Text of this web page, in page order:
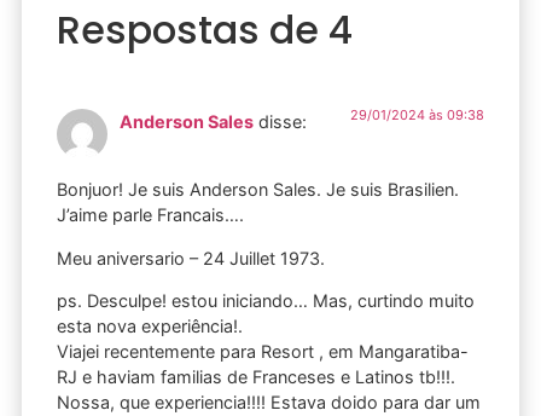
Respostas de 4
Anderson Sales disse: 29/01/2024 às 09:38
Bonjuor! Je suis Anderson Sales. Je suis Brasilien.
J’aime parle Francais….
Meu aniversario – 24 Juillet 1973.
ps. Desculpe! estou iniciando… Mas, curtindo muito
esta nova experiência!.
Viajei recentemente para Resort , em Mangaratiba-
RJ e haviam familias de Franceses e Latinos tb!!!.
Nossa, que experiencia!!!! Estava doido para dar um